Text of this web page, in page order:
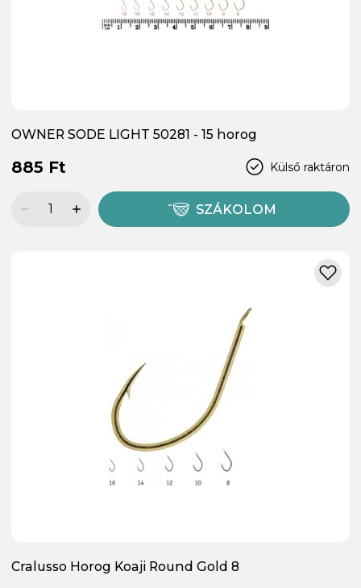
OWNER SODE LIGHT 50281 - 15 horog
Külső raktáron
885 Ft
SZÁKOLOM
Cralusso Horog Koaji Round Gold 8